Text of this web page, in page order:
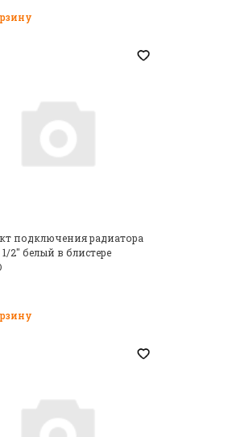
подключения радиатора
2" белый в блистере